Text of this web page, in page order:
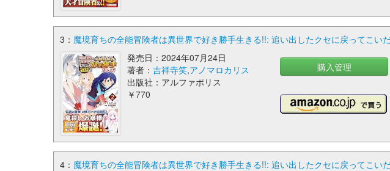
3： 魔境育ちの全能冒険者は異世界で好き勝手生きる!!: 追い出したクセに戻ってこ
発売日：2024年07月24日
著者：吉祥寺笑,アノマロカリス
出版社：アルファポリス
￥770
購入管理
4： 魔境育ちの全能冒険者は異世界で好き勝手生きる!!: 追い出したクセに戻ってこ